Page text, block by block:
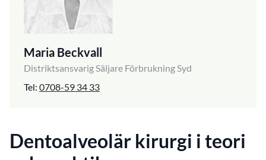
Maria Beckvall
Distriktsansvarig Säljare Förbrukning Syd
Tel: 0708-59 34 33
Dentoalveolär kirurgi i teori